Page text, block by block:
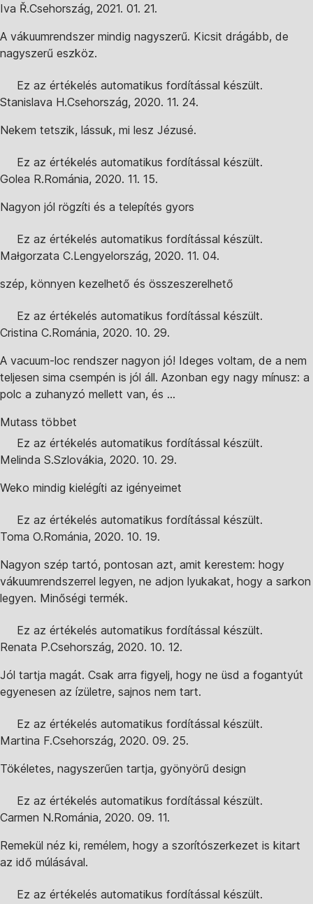
Iva Ř.Csehország, 2021. 01. 21.
A vákuumrendszer mindig nagyszerű. Kicsit drágább, de
nagyszerű eszköz.
Ez az értékelés automatikus fordítással készült.
Stanislava H.Csehország, 2020. 11. 24.
Nekem tetszik, lássuk, mi lesz Jézusé.
Ez az értékelés automatikus fordítással készült.
Golea R.Románia, 2020. 11. 15.
Nagyon jól rögzíti és a telepítés gyors
Ez az értékelés automatikus fordítással készült.
Małgorzata C.Lengyelország, 2020. 11. 04.
szép, könnyen kezelhető és összeszerelhető
Ez az értékelés automatikus fordítással készült.
Cristina C.Románia, 2020. 10. 29.
A vacuum-loc rendszer nagyon jó! Ideges voltam, de a nem
teljesen sima csempén is jól áll. Azonban egy nagy mínusz: a
polc a zuhanyzó mellett van, és ...
Mutass többet
Ez az értékelés automatikus fordítással készült.
Melinda S.Szlovákia, 2020. 10. 29.
Weko mindig kielégíti az igényeimet
Ez az értékelés automatikus fordítással készült.
Toma O.Románia, 2020. 10. 19.
Nagyon szép tartó, pontosan azt, amit kerestem: hogy
vákuumrendszerrel legyen, ne adjon lyukakat, hogy a sarkon
legyen. Minőségi termék.
Ez az értékelés automatikus fordítással készült.
Renata P.Csehország, 2020. 10. 12.
Jól tartja magát. Csak arra figyelj, hogy ne üsd a fogantyút
egyenesen az ízületre, sajnos nem tart.
Ez az értékelés automatikus fordítással készült.
Martina F.Csehország, 2020. 09. 25.
Tökéletes, nagyszerűen tartja, gyönyörű design
Ez az értékelés automatikus fordítással készült.
Carmen N.Románia, 2020. 09. 11.
Remekül néz ki, remélem, hogy a szorítószerkezet is kitart
az idő múlásával.
Ez az értékelés automatikus fordítással készült.